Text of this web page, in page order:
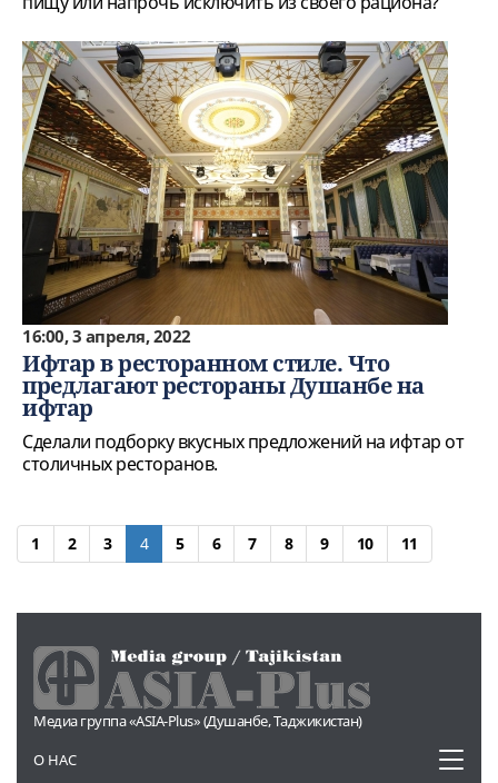
16:00, 3 апреля, 2022
Ифтар в ресторанном стиле. Что
предлагают рестораны Душанбе на
ифтар
Сделали подборку вкусных предложений на ифтар от
столичных ресторанов.
1 2 3 4 5 6 7 8 9 10 11
Медиа группа «ASIA-Plus» (Душанбе, Таджикистан)
О НАС